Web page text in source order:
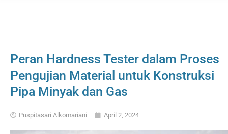
Peran Hardness Tester dalam Proses
Pengujian Material untuk Konstruksi
Pipa Minyak dan Gas
Puspitasari Alkomariani April 2, 2024